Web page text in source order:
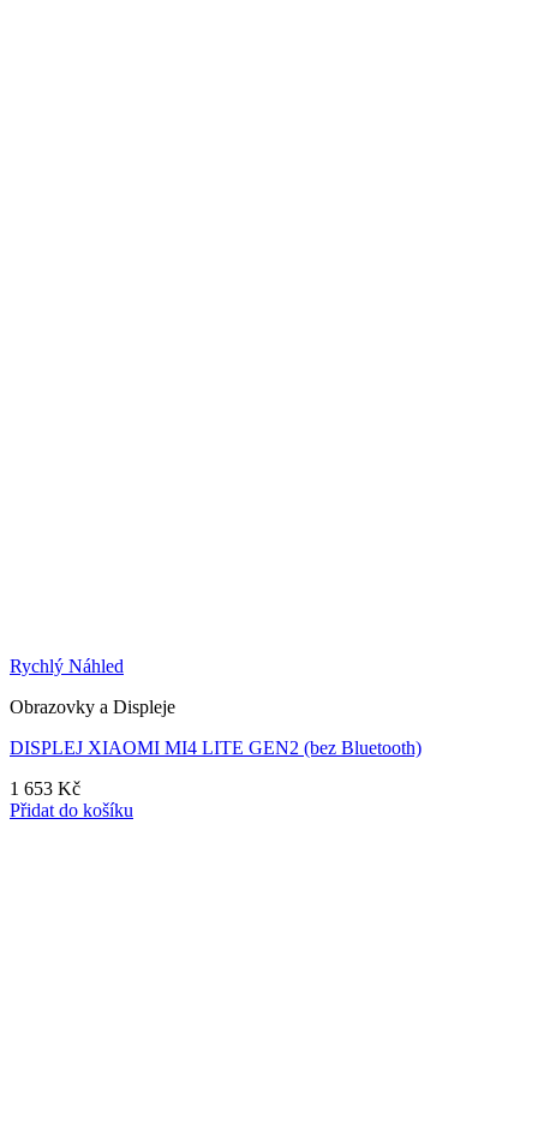
Rychlý Náhled
Obrazovky a Displeje
DISPLEJ XIAOMI MI4 LITE GEN2 (bez Bluetooth)
1 653 Kč
Přidat do košíku